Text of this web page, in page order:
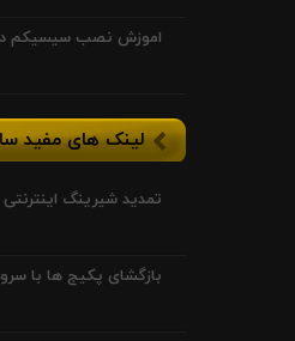
اموزش نصب سیسیکم در
لینک های مفید
تمدید شیرینگ اینترنتی
بازگشای پکیج ها با